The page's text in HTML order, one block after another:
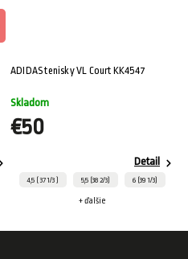
ADIDAS tenisky VL Court KK4547
Skladom
€50
Detail
4,5 ( 37 1/3 ) 5,5 (38 2/3) 6 (39 1/3)
+ ďalšie